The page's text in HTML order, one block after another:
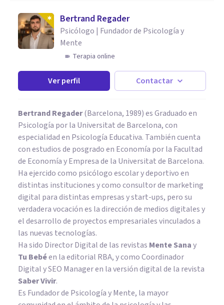
Bertrand Regader
Psicólogo | Fundador de Psicología y
Mente
Terapia online
Ver perfil Contactar
Bertrand Regader(Barcelona, 1989) es Graduado en
Psicología por la Universitat de Barcelona, con
especialidad en Psicología Educativa. También cuenta
con estudios de posgrado en Economía por la Facultad
de Economía y Empresa de la Universitat de Barcelona.
Ha ejercido como psicólogo escolar y deportivo en
distintas instituciones y como consultor de marketing
digital para distintas empresas y start-ups, pero su
verdadera vocación es la dirección de medios digitales y
el desarrollo de proyectos empresariales vinculados a
las nuevas tecnologías.
Ha sido Director Digital de las revistas Mente Sanay
Tu Bebéen la editorial RBA, y como Coordinador
Digital y SEO Manager en la versión digital de la revista
Saber Vivir.
Es Fundador de Psicología y Mente, la mayor